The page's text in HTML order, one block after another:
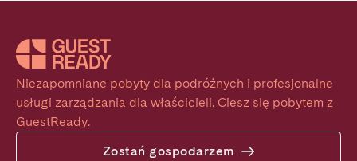
Niezapomniane pobyty dla podróżnych i profesjonalne
usługi zarządzania dla właścicieli. Ciesz się pobytem z
GuestReady.
Zostań gospodarzem